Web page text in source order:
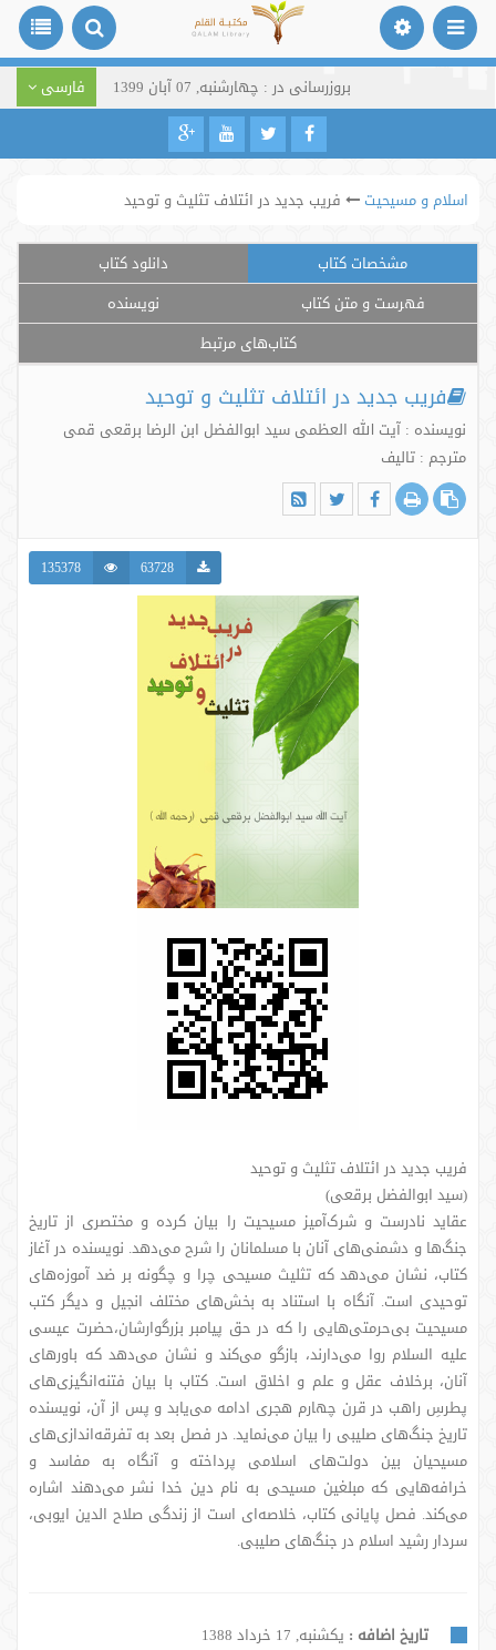
بروزرسانی در : چهارشنبه, 07 آبان 1399 فارسی
اسلام و مسیحیت فریب جدید در ائتلاف تثلیث و توحید
مشخصات کتاب
دانلود کتاب
فهرست و متن کتاب
نویسنده
کتاب‌های مرتبط
فریب جدید در ائتلاف تثلیث و توحید
نویسنده : آیت الله العظمی سید ابوالفضل ابن الرضا برقعی قمی
مترجم : تالیف
63728
135378
فریب جدید در ائتلاف تثلیث و توحید
(سید ابوالفضل برقعی)
عقاید نادرست و شرک‌آمیز مسیحیت را بیان کرده و مختصری از تاریخ
جنگ‌ها و دشمنی‌های آنان با مسلمانان را شرح می‌دهد. نویسنده در آغاز
کتاب، نشان می‌دهد که تثلیث مسیحی چرا و چگونه بر ضد آموزه‌های
توحیدی است. آنگاه با استناد به بخش‌های مختلف انجیل و دیگر کتب
مسیحیت بی‌حرمتی‌هایی را که در حق پیامبر بزرگوارشان،حضرت عیسی
علیه السلام روا می‌دارند، بازگو می‌کند و نشان می‌دهد که باورهای
آنان، برخلاف عقل و علم و اخلاق است. کتاب با بیان فتنه‌انگیزی‌های
پطرسِ راهب در قرن چهارم هجری ادامه می‌یابد و پس از آن، نویسنده
تاریخ جنگ‌های صلیبی را بیان می‌نماید. در فصل بعد به تفرقه‌اندازی‌های
مسیحیان بین دولت‌های اسلامی پرداخته و آنگاه به مفاسد و
خرافه‌هایی که مبلغین مسیحی به نام دین خدا نشر می‌دهند اشاره
می‌کند. فصل پایانی کتاب، خلاصه‌ای است از زندگی صلاح الدین ایوبی،
سردار رشید اسلام در جنگ‌های صلیبی.
تاریخ اضافه : یکشنبه, 17 خرداد 1388